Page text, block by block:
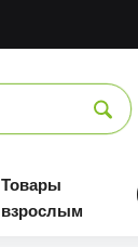
Товары
взрослым